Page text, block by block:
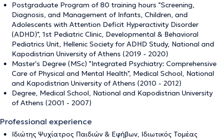
Postgraduate Program of 80 training hours "Screening,
Diagnosis, and Management of Infants, Children, and
Adolescents with Attention Deficit Hyperactivity Disorder
(ADHD)", 1st Pediatric Clinic, Developmental & Behavioral
Pediatrics Unit, Hellenic Society for ADHD Study, National and
Kapodistrian University of Athens (2019 - 2020)
Master's Degree (MSc) "Integrated Psychiatry: Comprehensive
Care of Physical and Mental Health", Medical School, National
and Kapodistrian University of Athens (2010 - 2012)
Degree, Medical School, National and Kapodistrian University
of Athens (2001 - 2007)
Professional experience
Ιδιώτης Ψυχίατρος Παιδιών & Εφήβων, Ιδιωτικός Τομέας